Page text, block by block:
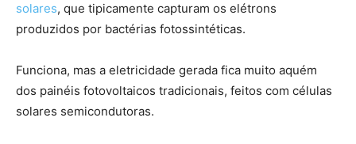
solares, que tipicamente capturam os elétrons
produzidos por bactérias fotossintéticas.
Funciona, mas a eletricidade gerada fica muito aquém
dos painéis fotovoltaicos tradicionais, feitos com células
solares semicondutoras.